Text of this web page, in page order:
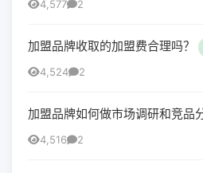
4,577 2
加盟品牌收取的加盟费合理吗？
4,524 2
加盟品牌如何做市场调研和竞品
4,516 2